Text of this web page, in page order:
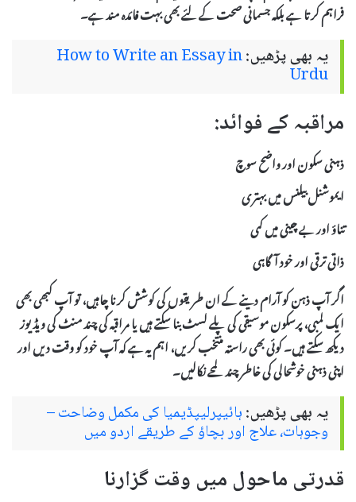
فراہم کرتا ہے بلکہ جسمانی صحت کے لئے بھی بہت فائدہ مند ہے۔
یہ بھی پڑھیں:How to Write an Essay in
Urdu
مراقبہ کے فوائد:
ذہنی سکون اور واضح سوچ
ایموشنل بیلنس میں بہتری
تناؤ اور بے چینی میں کمی
ذاتی ترقی اور خود آگاہی
اگر آپ ذہن کو آرام دینے کے ان طریقوں کی کوشش کرنا چاہیں، تو آپ کبھی بھی
ایک لمبی، پرسکون موسیقی کی پلے لسٹ بنا سکتے ہیں یا مراقبہ کی چند منٹ کی ویڈیوز
دیکھ سکتے ہیں۔ کوئی بھی راستہ منتخب کریں، اہم یہ ہے کہ آپ خود کو وقت دیں اور
اپنی ذہنی خوشحالی کی خاطر چند لمحے نکالیں۔
یہ بھی پڑھیں:ہائیپرلیپڈیمیا کی مکمل وضاحت –
وجوہات، علاج اور بچاؤ کے طریقے اردو میں
قدرتی ماحول میں وقت گزارنا